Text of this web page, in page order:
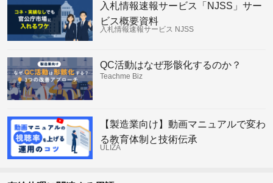
入札情報速報サービス「NJSS」サー
ビス概要資料
入札情報速報サービス NJSS
QC活動はなぜ形骸化するのか？
Teachme Biz
【製造業向け】動画マニュアルで変わ
る教育体制と技術伝承
ULIZA